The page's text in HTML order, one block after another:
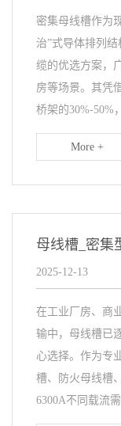
密集母线槽作为
治”式导体排列
缆的优选方案，
房等场景。其凭
桥架的30%-50%
More +
2025-12-13
在工业厂房、商
输中，母线槽已
心选择。作为专
槽、防火母线槽
6300A不同载流